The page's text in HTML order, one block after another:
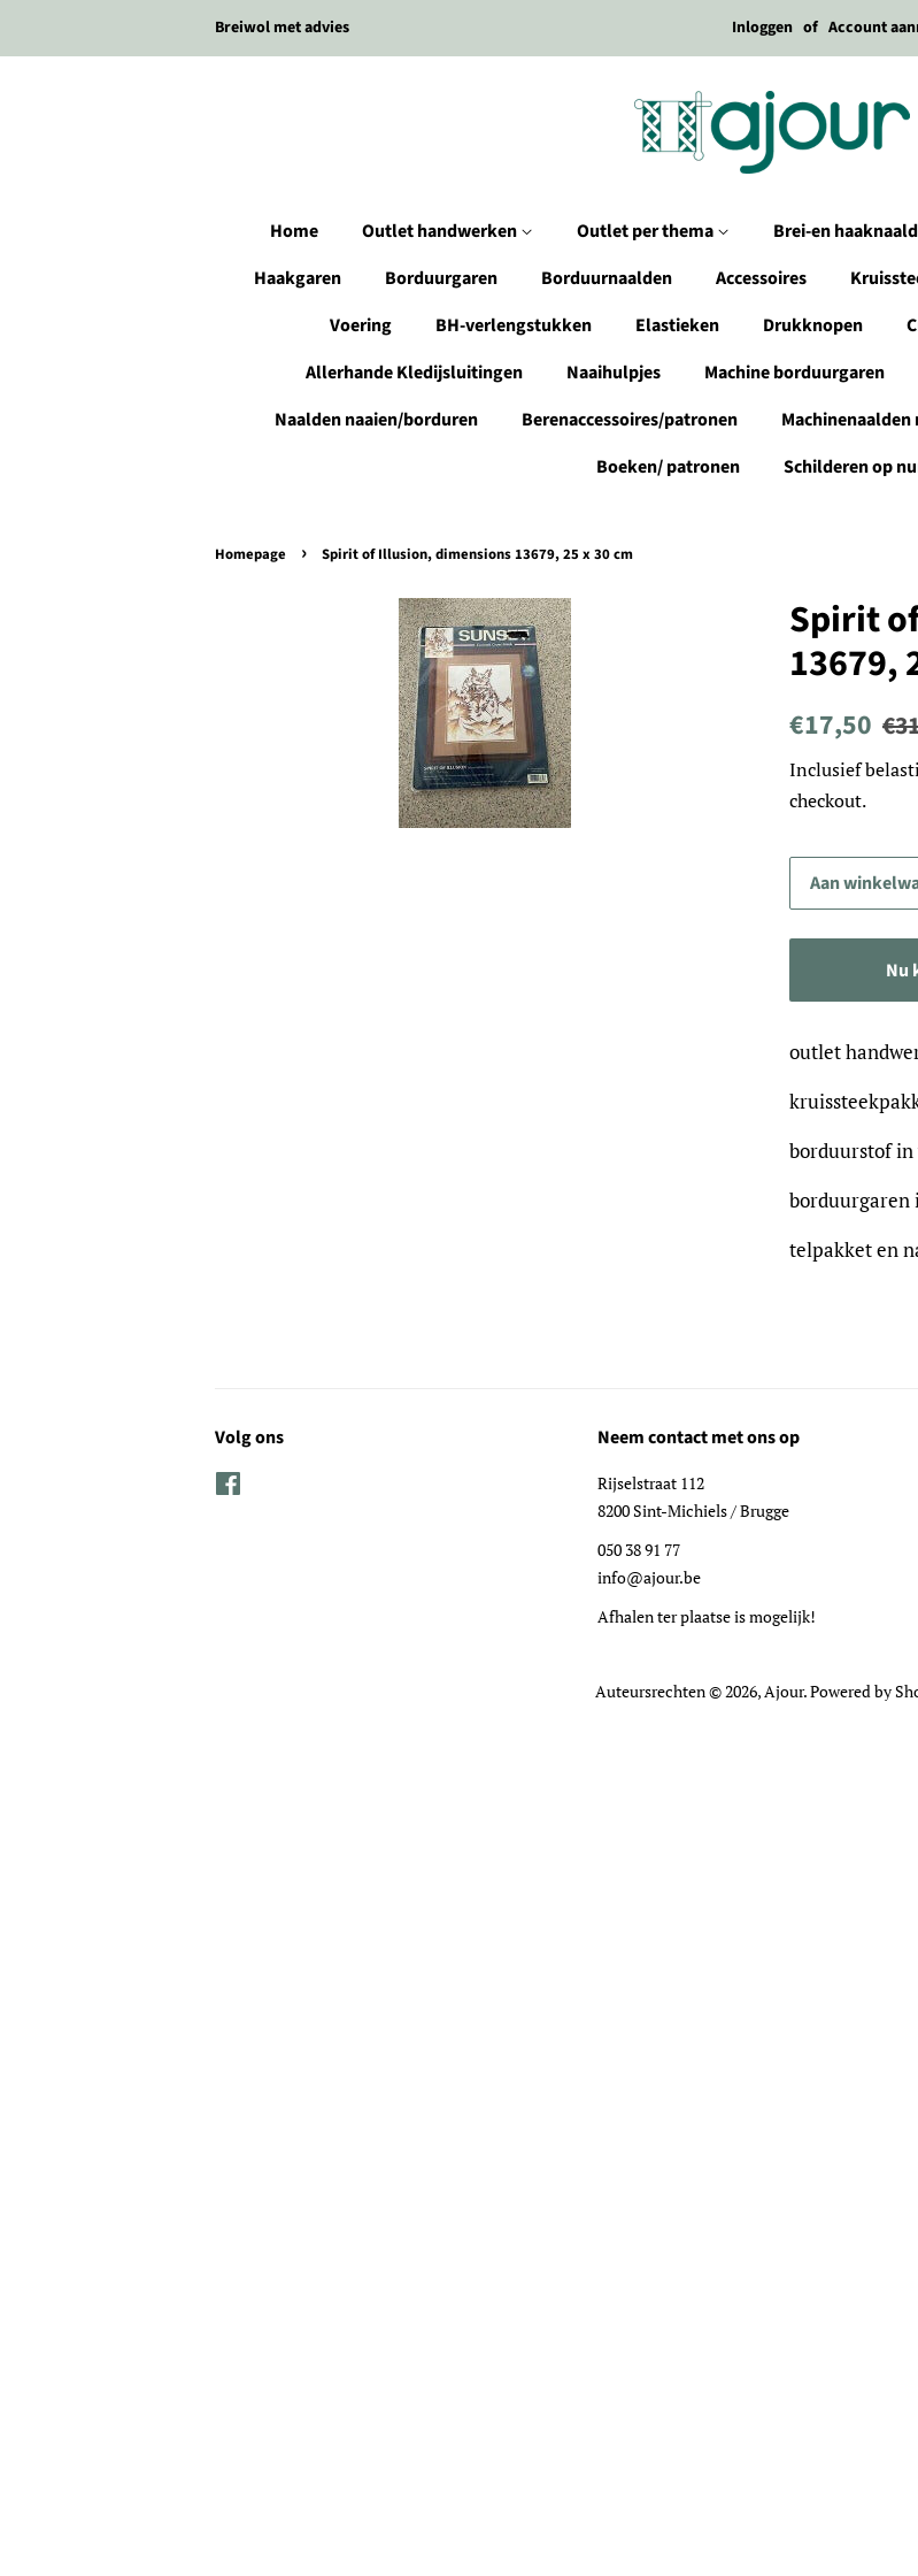
Breiwol met advies Inloggen of Account
Home Outlet handwerken Outlet per thema Brei-en
Haakgaren
Borduurgaren Borduurnaalden Accessoires
Voering
BH-verlengstukken Elastieken Drukknopen
Allerhande Kledijsluitingen
Naaihulpjes Machine borduurgaren
Naalden naaien/borduren
Berenaccessoires/patronen
Boeken/ patronen
Schilderen op
Homepage › Spirit of Illusion, dimensions 13679, 25 x 30 cm
Spirit
13679,
Normale
€17,50
Inclusief
checkout.
Aan
Nu
outlet
borduurstof in
borduurgaren
telpakket en
Volg ons Neem contact met ons op
Rijselstraat 112
8200 Sint-Michiels / Brugge
050 38 91 77
info@ajour.be
Afhalen ter plaatse is mogelijk!
Auteursrechten © 2026,Ajour. Powered by